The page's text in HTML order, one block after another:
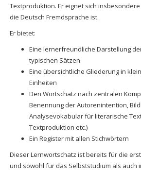
Textproduktion. Er eignet sich
die Deutsch Fremdsprache ist.
Er bietet:
Eine lernerfreundliche Darstellung
typischen Sätzen
Eine übersichtliche Gliederung in
Einheiten
Den Wortschatz nach zentralen
Benennung der Autorenintention,
Analysevokabular für literarische
Textproduktion etc.)
Ein Register mit allen Stichwörtern
Dieser Lernwortschatz ist bereits für die
und sowohl für das Selbststudium als auch